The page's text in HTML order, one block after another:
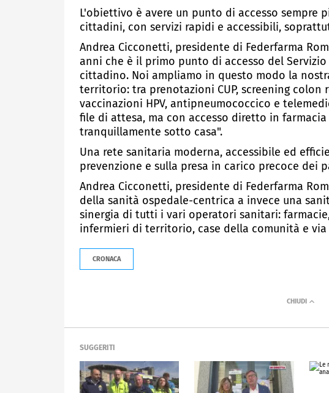
L'obiettivo è avere un punto di accesso sempre
cittadini, con servizi rapidi e accessibili,
Andrea Cicconetti, presidente di Federfarma
anni che è il primo punto di accesso del
cittadino. Noi ampliamo in questo modo la
territorio: tra prenotazioni CUP, screening
vaccinazioni HPV, antipneumococcico e
file di attesa, ma con accesso diretto in
tranquillamente sotto casa".
Una rete sanitaria moderna, accessibile ed
prevenzione e sulla presa in carico precoce dei
Andrea Cicconetti, presidente di Federfarma
della sanità ospedale-centrica a invece una
sinergia di tutti i vari operatori sanitari:
infermieri di territorio, case della comunità e via
CRONACA
SUGGERITI